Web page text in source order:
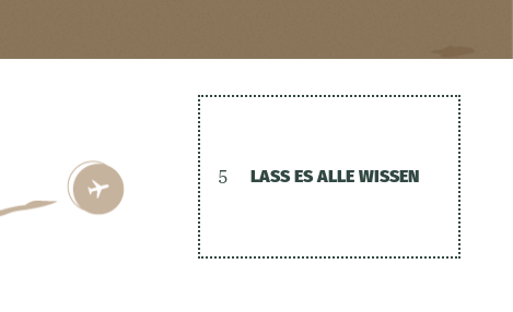
5 LASS ES ALLE WISSEN